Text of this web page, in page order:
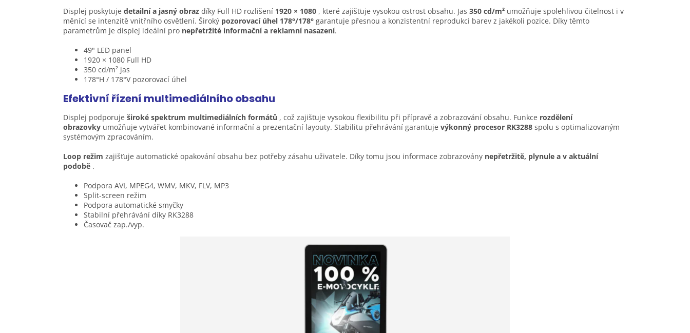
Displej poskytuje detailní a jasný obraz díky Full HD rozlišení 1920 × 1080 , které zajišťuje vysokou ostrost obsahu. Jas 350 cd/m² umožňuje spolehlivou čitelnost i v
měnící se intenzitě vnitřního osvětlení. Široký pozorovací úhel 178°/178° garantuje přesnou a konzistentní reprodukci barev z jakékoli pozice. Díky těmto
parametrům je displej ideální pro nepřetržité informační a reklamní nasazení.
49" LED panel
1920 × 1080 Full HD
350 cd/m² jas
178°H / 178°V pozorovací úhel
Efektivní řízení multimediálního obsahu
Displej podporuje široké spektrum multimediálních formátů , což zajišťuje vysokou flexibilitu při přípravě a zobrazování obsahu. Funkce rozdělení
obrazovky umožňuje vytvářet kombinované informační a prezentační layouty. Stabilitu přehrávání garantuje výkonný procesor RK3288 spolu s optimalizovaným
systémovým zpracováním.
Loop režim zajišťuje automatické opakování obsahu bez potřeby zásahu uživatele. Díky tomu jsou informace zobrazovány nepřetržitě, plynule a v aktuální
podobě .
Podpora AVI, MPEG4, WMV, MKV, FLV, MP3
Split-screen režim
Podpora automatické smyčky
Stabilní přehrávání díky RK3288
Časovač zap./vyp.